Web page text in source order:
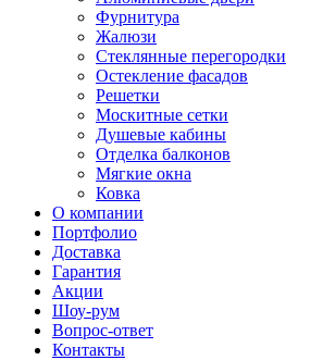
Фурнитура
Жалюзи
Стеклянные перегородки
Остекление фасадов
Решетки
Москитные сетки
Душевые кабины
Отделка балконов
Мягкие окна
Ковка
О компании
Портфолио
Доставка
Гарантия
Акции
Шоу-рум
Вопрос-ответ
Контакты